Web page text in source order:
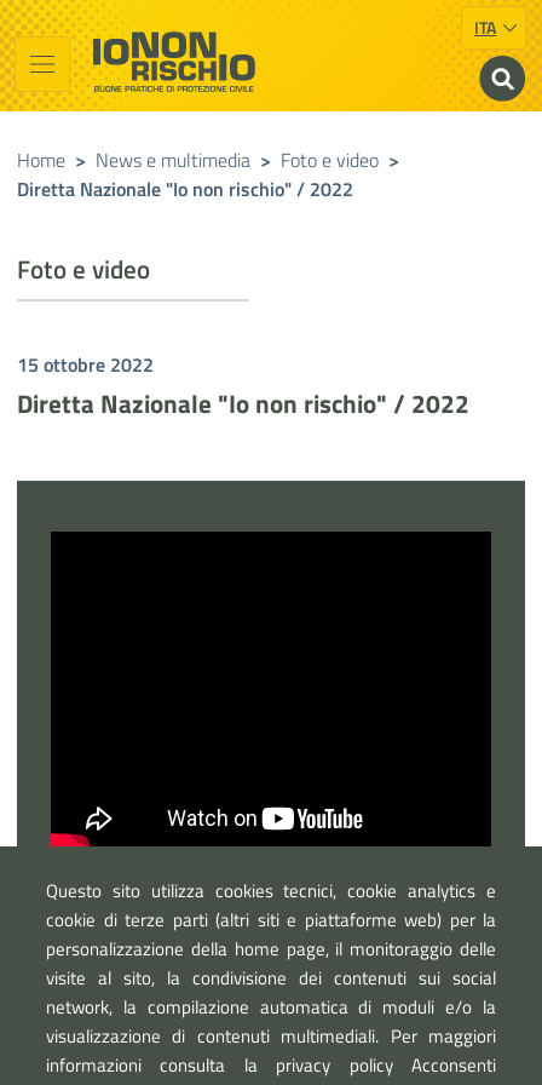
Vai al contenuto principale
Raggiungi il piè di pagina ITA
Io non rischio
Buone pratiche di Protezione Civile
Home > News e multimedia > Foto e video >
Diretta Nazionale "Io non rischio" / 2022
Foto e video
15 ottobre 2022
Diretta Nazionale "Io non rischio" / 2022
Questo sito utilizza cookies tecnici, cookie analytics e
cookie di terze parti (altri siti e piattaforme web) per la
personalizzazione della home page, il monitoraggio delle
visite al sito, la condivisione dei contenuti sui social
network, la compilazione automatica di moduli e/o la
visualizzazione di contenuti multimediali. Per maggiori
informazioni consulta la privacy policy Acconsenti